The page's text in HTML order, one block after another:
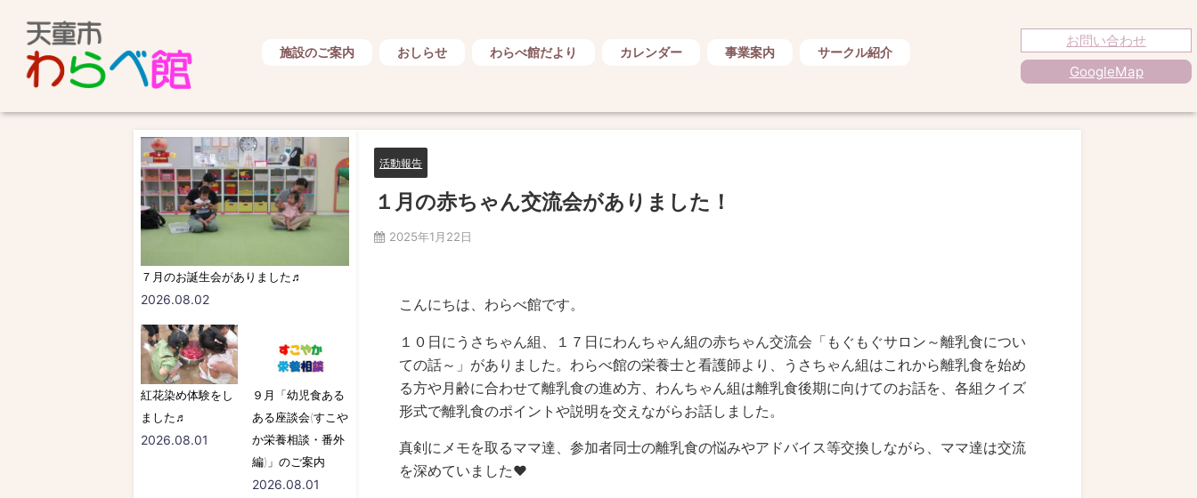
施設のご案内 おしらせ わらべ館だより カレンダー 事業案内 サークル紹介
お問い合わせ
GoogleMap
活動報告
１月の赤ちゃん交流会がありました！
2025年1月22日
こんにちは、わらべ館です。
１０日にうさちゃん組、１７日にわんちゃん組の赤ちゃん交流会「もぐもぐサロン～離乳食につい
ての話～」がありました。わらべ館の栄養士と看護師より、うさちゃん組はこれから離乳食を始め
る方や月齢に合わせて離乳食の進め方、わんちゃん組は離乳食後期に向けてのお話を、各組クイズ
形式で離乳食のポイントや説明を交えながらお話しました。
真剣にメモを取るママ達、参加者同士の離乳食の悩みやアドバイス等交換しながら、ママ達は交流
を深めていました♥
７月のお誕生会がありました♬
2026.08.02
紅花染め体験をし
ました♬
2026.08.01
９月「幼児食ある
ある座談会(すこや
か栄養相談・番外
編)」のご案内
2026.08.01